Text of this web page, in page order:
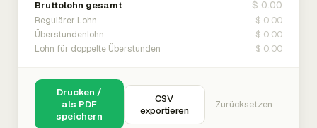
Bruttolohn gesamt $ 0.00
Regulärer Lohn $ 0.00
Überstundenlohn $ 0.00
Lohn für doppelte Überstunden $ 0.00
Drucken /
als PDF
speichern
CSV
exportieren
Zurücksetzen